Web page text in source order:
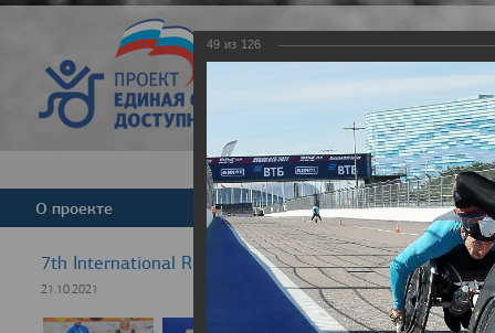
Версия для
О проекте Команда Новости
7th International Rezept-Sport Wheelchair Half
21.10.2021
49 из 126